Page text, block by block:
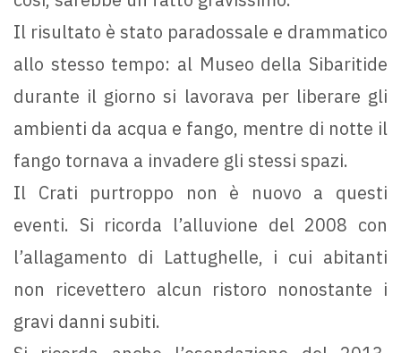
Il risultato è stato paradossale e drammatico
allo stesso tempo: al Museo della Sibaritide
durante il giorno si lavorava per liberare gli
ambienti da acqua e fango, mentre di notte il
fango tornava a invadere gli stessi spazi.
Il Crati purtroppo non è nuovo a questi
eventi. Si ricorda l’alluvione del 2008 con
l’allagamento di Lattughelle, i cui abitanti
non ricevettero alcun ristoro nonostante i
gravi danni subiti.